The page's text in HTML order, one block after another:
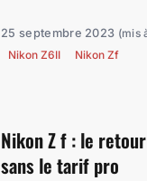
25 septembre 2023 (mis
Nikon Z6II
Nikon Zf
Nikon Z f : le
sans le tarif pro